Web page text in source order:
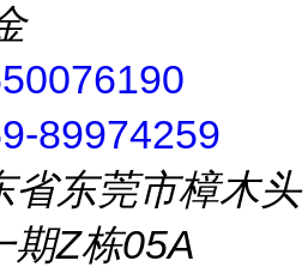
89974259
省东莞市樟木头
期Z栋05A